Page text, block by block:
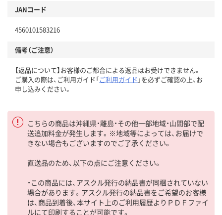
JANコード
4560101583216
備考（ご注意）
【返品について】お客様のご都合による返品はお受けできません。
ご購入の際は、ご利用ガイド「ご利用ガイド 」を必ずご確認の上、お
申し込みください。
こちらの商品は沖縄県・離島・その他一部地域・山間部で配
送追加料金が発生します。※地域等によっては、お届けで
きない場合もございますのでご了承ください。
直送品のため、以下の点にご注意ください。
・この商品には、アスクル発行の納品書が同梱されていない
場合があります。アスクル発行の納品書をご希望のお客様
は、商品到着後、本サイト上のご利用履歴よりＰＤＦファイ
ルにて印刷することが可能です。